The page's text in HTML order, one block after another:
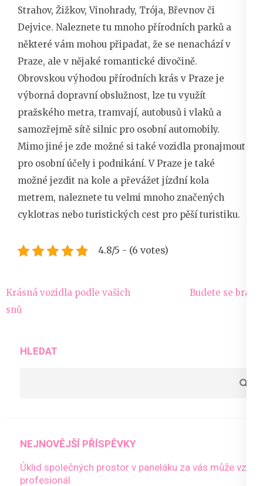
Strahov, Žižkov, Vinohrady, Trója, Břevnov či
Dejvice. Naleznete tu mnoho přírodních parků a
některé vám mohou připadat, že se nenachází v
Praze, ale v nějaké romantické divočině.
Obrovskou výhodou přírodních krás v Praze je
výborná dopravní obslužnost, lze tu využít
pražského metra, tramvají, autobusů i vlaků a
samozřejmě sítě silnic pro osobní automobily.
Mimo jiné je zde možné si také vozidla pronajmout
pro osobní účely i podnikání. V Praze je také
možné jezdit na kole a převážet jízdní kola
metrem, naleznete tu velmi mnoho značených
cyklotras nebo turistických cest pro pěší turistiku.
4.8/5 - (6 votes)
Navigace
pro
Krásná vozidla podle vašich
snů
Budete se brát?
HLEDAT
NEJNOVĚJŠÍ PŘÍSPĚVKY
Úklid společných prostor v paneláku za vás může vzít
profesionál